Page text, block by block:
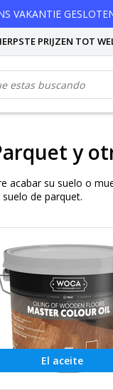
VAKANTIE
PRIJZEN TOT
y
acabar su suelo o
de parquet.
El aceite